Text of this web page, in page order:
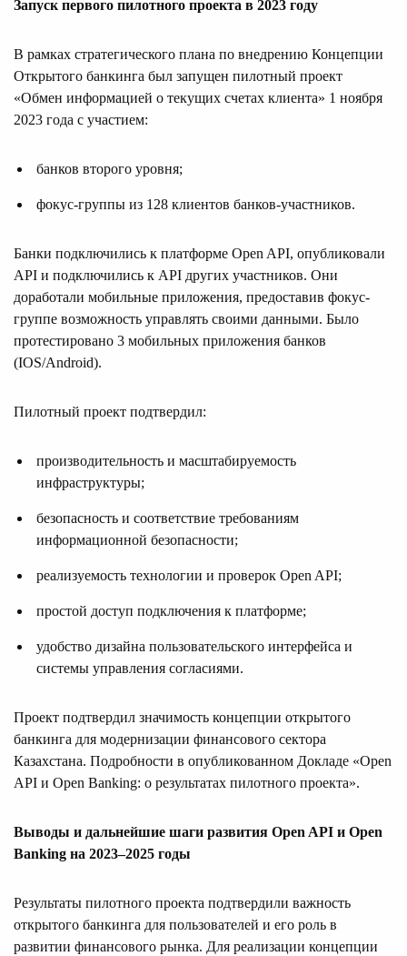
Запуск первого пилотного проекта в 2023 году
В рамках стратегического плана по внедрению Концепции
Открытого банкинга был запущен пилотный проект
«Обмен информацией о текущих счетах клиента» 1 ноября
2023 года с участием:
банков второго уровня;
фокус-группы из 128 клиентов банков-участников.
Банки подключились к платформе Open API, опубликовали
API и подключились к API других участников. Они
доработали мобильные приложения, предоставив фокус-
группе возможность управлять своими данными. Было
протестировано 3 мобильных приложения банков
(IOS/Android).
Пилотный проект подтвердил:
производительность и масштабируемость
инфраструктуры;
безопасность и соответствие требованиям
информационной безопасности;
реализуемость технологии и проверок Open API;
простой доступ подключения к платформе;
удобство дизайна пользовательского интерфейса и
системы управления согласиями.
Проект подтвердил значимость концепции открытого
банкинга для модернизации финансового сектора
Казахстана. Подробности в опубликованном Докладе «Open
API и Open Banking: о результатах пилотного проекта».
Выводы и дальнейшие шаги развития Open API и Open
Banking на 2023–2025 годы
Результаты пилотного проекта подтвердили важность
открытого банкинга для пользователей и его роль в
развитии финансового рынка. Для реализации концепции